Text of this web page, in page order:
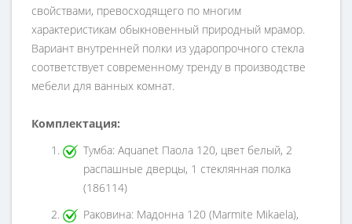
свойствами, превосходящего по многим
характеристикам обыкновенный природный мрамор.
Вариант внутренней полки из ударопрочного стекла
соответствует современному тренду в производстве
мебели для ванных комнат.
Комплектация:
Тумба: Aquanet Паола 120, цвет белый, 2
распашные дверцы, 1 стеклянная полка
(186114)
Раковина: Мадонна 120 (Marmite Mikaela),